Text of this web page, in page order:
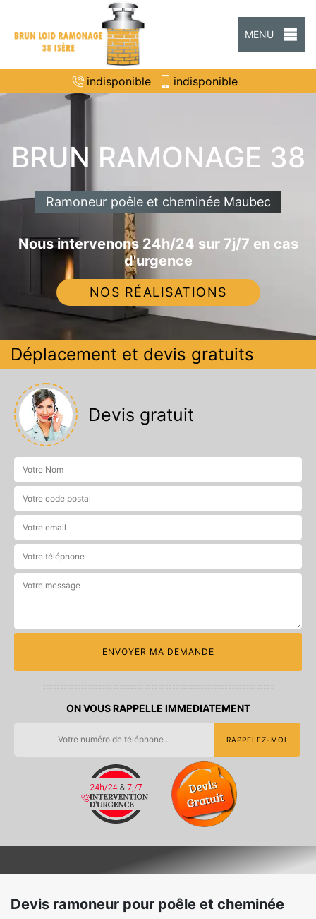
MENU
indisponible indisponible
BRUN RAMONAGE 38
Ramoneur poêle et cheminée Maubec
Nous intervenons 24h/24 sur 7j/7 en cas
d'urgence
NOS RÉALISATIONS
Déplacement et devis gratuits
Devis gratuit
ON VOUS RAPPELLE IMMEDIATEMENT
Devis ramoneur pour poêle et cheminée